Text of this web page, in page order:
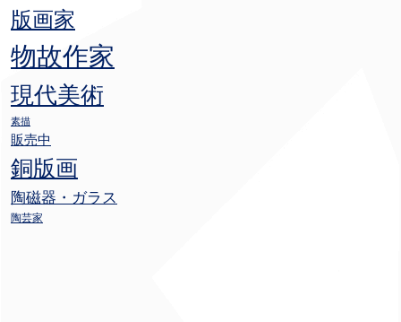
版画家
物故作家
現代美術
素描
販売中
銅版画
陶磁器・ガラス
陶芸家